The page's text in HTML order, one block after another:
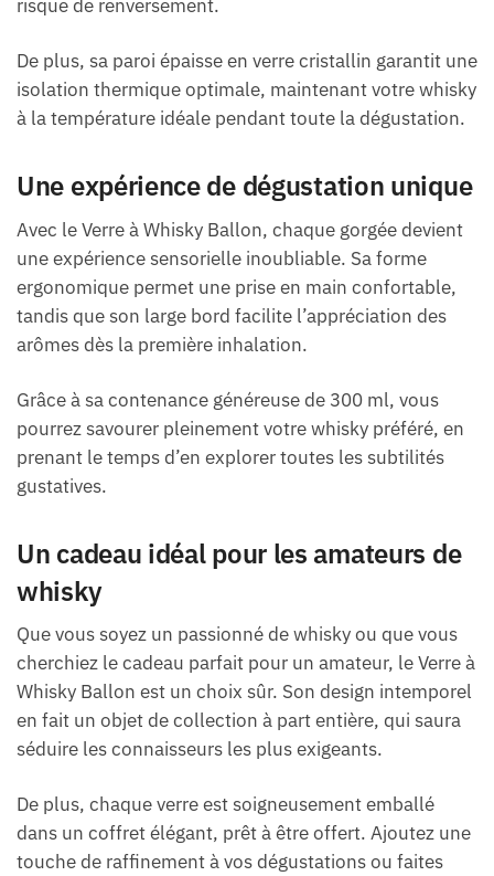
risque de renversement.
De plus, sa paroi épaisse en verre cristallin garantit une
isolation thermique optimale, maintenant votre whisky
à la température idéale pendant toute la dégustation.
Une expérience de dégustation unique
Avec le Verre à Whisky Ballon, chaque gorgée devient
une expérience sensorielle inoubliable. Sa forme
ergonomique permet une prise en main confortable,
tandis que son large bord facilite l’appréciation des
arômes dès la première inhalation.
Grâce à sa contenance généreuse de 300 ml, vous
pourrez savourer pleinement votre whisky préféré, en
prenant le temps d’en explorer toutes les subtilités
gustatives.
Un cadeau idéal pour les amateurs de
whisky
Que vous soyez un passionné de whisky ou que vous
cherchiez le cadeau parfait pour un amateur, le Verre à
Whisky Ballon est un choix sûr. Son design intemporel
en fait un objet de collection à part entière, qui saura
séduire les connaisseurs les plus exigeants.
De plus, chaque verre est soigneusement emballé
dans un coffret élégant, prêt à être offert. Ajoutez une
touche de raffinement à vos dégustations ou faites